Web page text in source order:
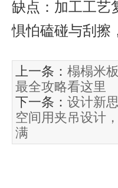
缺点：加工工艺
惧怕磕碰与刮擦
上一条： 榻榻米
最全攻略看这里
下一条： 设计新
空间用夹吊设计
满